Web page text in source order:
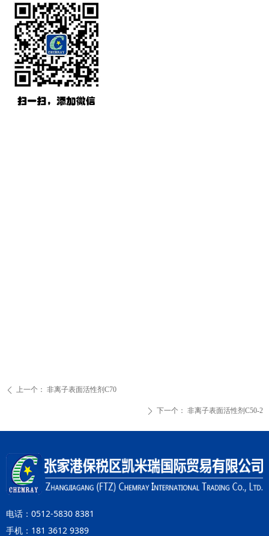
ꄴ 上一个： 非离子表面活性剂C70
ꄲ 下一个： 非离子表面活性剂C50-2
电话：0512-5830 8381
手机：181 3612 9389